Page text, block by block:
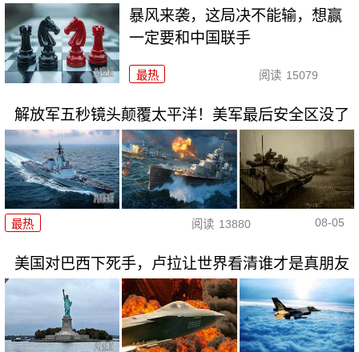
暴风来袭，这局决不能输，想赢
一定要和中国联手
最热 阅读 15079
解放军五秒镜头颠覆太平洋！美军最后安全区没了
最热 阅读 13880 08-05
美国对巴西下死手，卢拉让世界看清谁才是真朋友